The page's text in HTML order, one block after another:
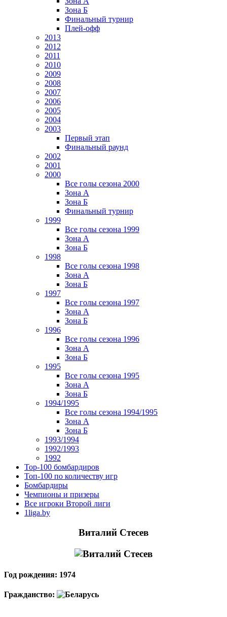
Зона Б
Финальный турнир
Плей-офф
2013
2012
2011
2010
2009
2008
2007
2006
2005
2004
2003
Первый этап
Финальный раунд
2002
2001
2000
Все голы сезона 2000
Зона А
Зона Б
Финальный турнир
1999
Все голы сезона 1999
Зона А
Зона Б
1998
Все голы сезона 1998
Зона А
Зона Б
1997
Все голы сезона 1997
Зона А
Зона Б
1996
Все голы сезона 1996
Зона А
Зона Б
1995
Все голы сезона 1995
Зона А
Зона Б
1994/1995
Все голы сезона 1994/1995
Зона А
Зона Б
1993/1994
1992/1993
1992
Top-100 бомбардиров
Топ-100 по количеству игр
Бомбардиры
Чемпионы и призеры
Все игроки Второй лиги
1liga.by
Виталий Стесев
Год рождения: 1974
Гражданство: